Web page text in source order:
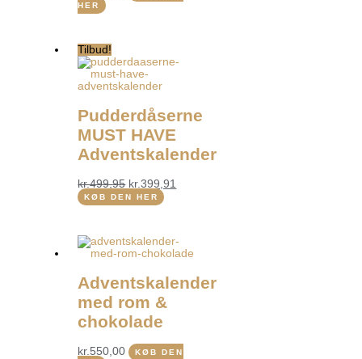
HER
Tilbud!
Pudderdåserne
MUST HAVE
Adventskalender
kr.499,95 kr.399,91
KØB DEN HER
Adventskalender
med rom &
chokolade
kr.550,00
KØB DEN